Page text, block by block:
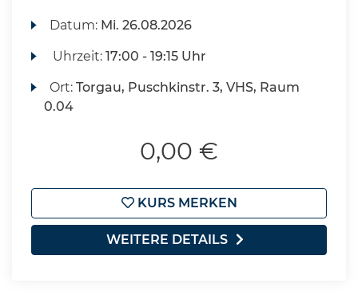
Datum: Mi. 26.08.2026
Uhrzeit:17:00 - 19:15 Uhr
Ort:Torgau, Puschkinstr. 3, VHS, Raum
0.04
0,00 €
KURS MERKEN
WEITERE DETAILS